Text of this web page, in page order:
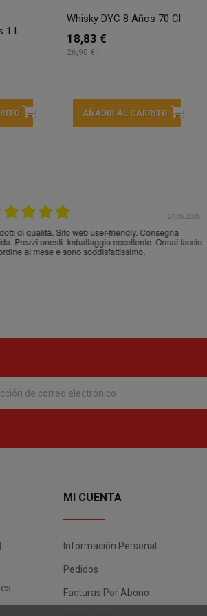
1 L
Whisky DYC 8 Años 70 Cl
18,83 €
26,90 € l
AÑADIR AL CARRITO
Entrega rápida y en perfecto estado, muchas gracias
MI CUENTA
Información Personal
Pedidos
Facturas Por Abono